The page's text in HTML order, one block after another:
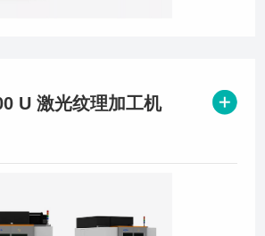
U 激光纹理加工机